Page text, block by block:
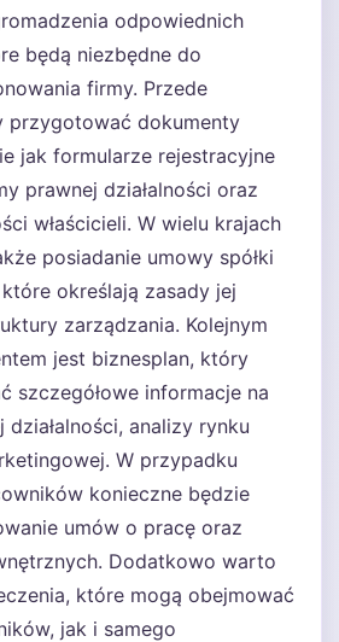
odpowiednich
będą niezbędne do
firmy. Przede
przygotować dokumenty
jak formularze rejestracyjne
prawnej działalności oraz
właścicieli. W wielu krajach
posiadanie umowy spółki
określają zasady jej
zarządzania. Kolejnym
jest biznesplan, który
szczegółowe informacje na
analizy rynku
W przypadku
konieczne będzie
umów o pracę oraz
Dodatkowo warto
które mogą obejmować
jak i samego